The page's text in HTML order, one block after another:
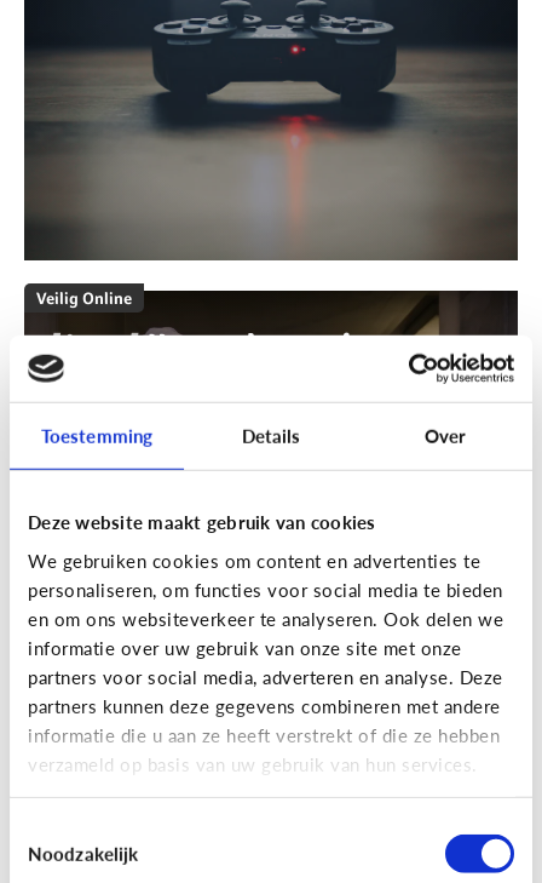
Toestemming Details Over
Deze website maakt gebruik van cookies
We gebruiken cookies om content en advertenties te
personaliseren, om functies voor social media te bieden
en om ons websiteverkeer te analyseren. Ook delen we
informatie over uw gebruik van onze site met onze
partners voor social media, adverteren en analyse. Deze
partners kunnen deze gegevens combineren met andere
informatie die u aan ze heeft verstrekt of die ze hebben
verzameld op basis van uw gebruik van hun services.
Noodzakelijk
Veilig Online
[Actua]Hoe snel geven jongeren
hun bankkaart in ruil voor geld?
En wat zijn 'geldezels'?
[Hoe werkt het?]Locatiegegevens
delen via de smartphone